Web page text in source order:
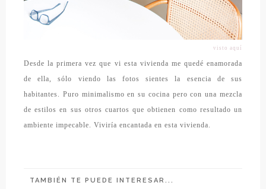
visto aquí
Desde la primera vez que vi esta vivienda me quedé enamorada
de ella, sólo viendo las fotos sientes la esencia de sus
habitantes. Puro minimalismo en su cocina pero con una mezcla
de estilos en sus otros cuartos que obtienen como resultado un
ambiente impecable. Viviría encantada en esta vivienda.
TAMBIÉN TE PUEDE INTERESAR...